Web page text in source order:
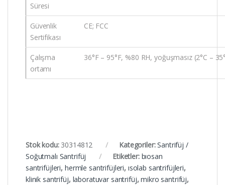
Süresi
Güvenlik
Sertifikası
CE; FCC
Çalışma
ortamı
36°F – 95°F, %80 RH, yoğuşmasız (2°C –
Stok kodu: 30314812 Kategoriler:Santrifüj /
Soğutmalı Santrifüj
Etiketler: bıosan
santrifüjleri, hermle santrifüjleri, ısolab santrifüjleri,
klinik santrifüj, laboratuvar santrifüj,mikro santrifüj,